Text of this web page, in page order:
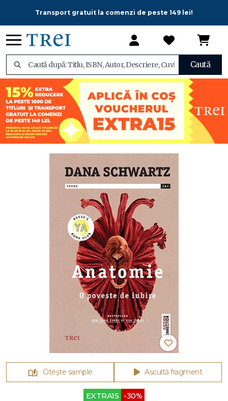
Transport gratuit la comenzi de peste 149 lei!
Caută
Citește sample Ascultă fragment
EXTRA15 -30%